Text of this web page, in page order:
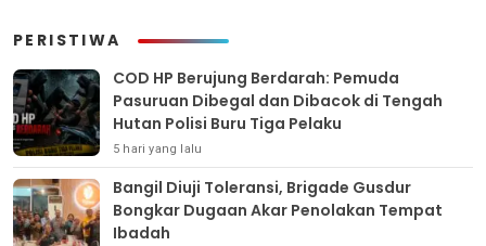
PERISTIWA
COD HP Berujung Berdarah: Pemuda
Pasuruan Dibegal dan Dibacok di Tengah
Hutan Polisi Buru Tiga Pelaku
5 hari yang lalu
Bangil Diuji Toleransi, Brigade Gusdur
Bongkar Dugaan Akar Penolakan Tempat
Ibadah